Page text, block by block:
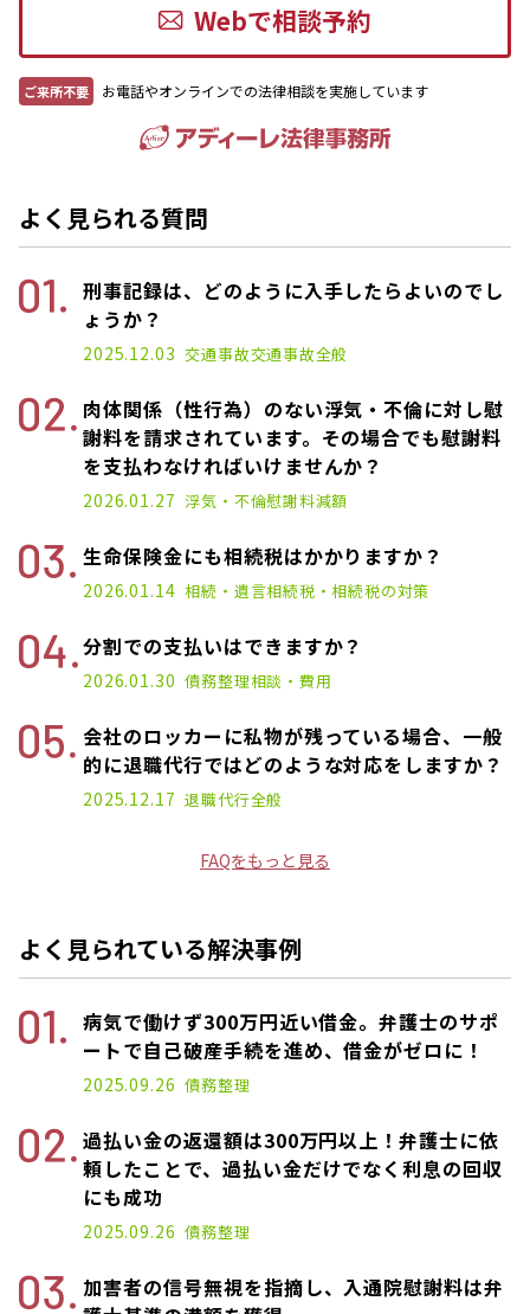
Webで相談予約
ご来所不要 お電話やオンラインでの法律相談を実施しています
よく見られる質問
刑事記録は、どのように入手したらよいのでし
ょうか？
2025.12.03 交通事故交通事故全般
肉体関係（性行為）のない浮気・不倫に対し慰
謝料を請求されています。その場合でも慰謝料
を支払わなければいけませんか？
2026.01.27 浮気・不倫慰謝料減額
生命保険金にも相続税はかかりますか？
2026.01.14 相続・遺言相続税・相続税の対策
分割での支払いはできますか？
2026.01.30 債務整理相談・費用
会社のロッカーに私物が残っている場合、一般
的に退職代行ではどのような対応をしますか？
2025.12.17 退職代行全般
FAQをもっと見る
よく見られている解決事例
病気で働けず300万円近い借金。弁護士のサポ
ートで自己破産手続を進め、借金がゼロに！
2025.09.26 債務整理
過払い金の返還額は300万円以上！弁護士に依
頼したことで、過払い金だけでなく利息の回収
にも成功
2025.09.26 債務整理
加害者の信号無視を指摘し、入通院慰謝料は弁